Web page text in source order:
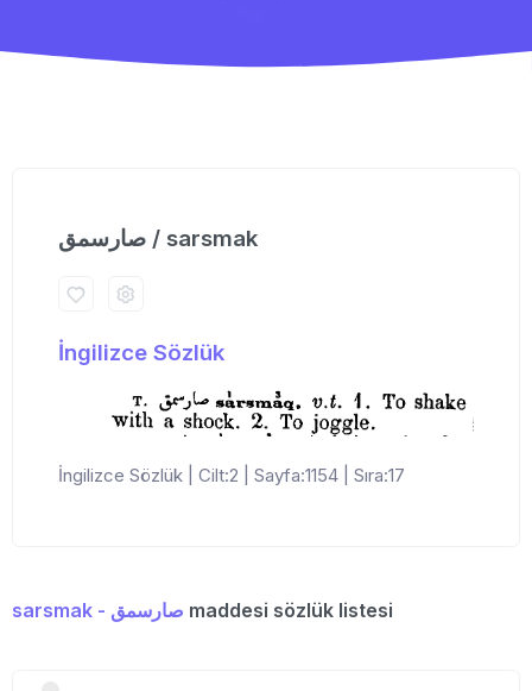
صارسمق / sarsmak
İngilizce Sözlük
İngilizce Sözlük | Cilt:2 | Sayfa:1154 | Sıra:17
sarsmak - صارسمق maddesi sözlük listesi